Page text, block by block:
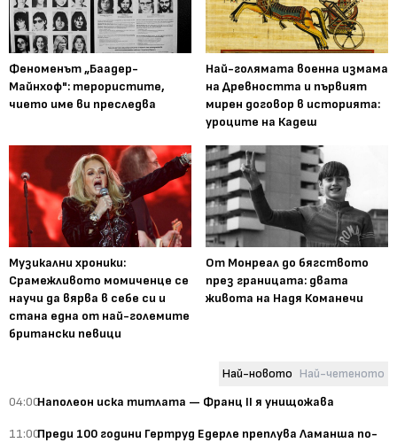
Феноменът „Баадер-
Майнхоф": терористите,
чието име ви преследва
Най-голямата военна измама
на Древността и първият
мирен договор в историята:
уроците на Кадеш
Музикални хроники:
Срамежливото момиченце се
научи да вярва в себе си и
стана една от най-големите
британски певици
От Монреал до бягството
през границата: двата
живота на Надя Команечи
Най-новото Най-четеното
04:00Наполеон иска титлата — Франц II я унищожава
11:00Преди 100 години Гертруд Едерле преплува Ламанша по-